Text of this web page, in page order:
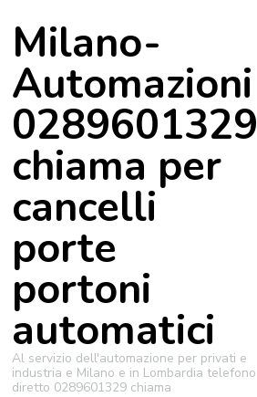
Milano-
Automazioni
0289601329
chiama per
cancelli
porte
portoni
automatici
Al servizio dell'automazione per privati e
industria e Milano e in Lombardia telefono
diretto 0289601329 chiama